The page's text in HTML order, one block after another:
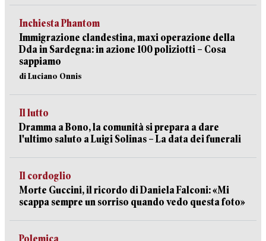
Inchiesta Phantom
Immigrazione clandestina, maxi operazione della
Dda in Sardegna: in azione 100 poliziotti – Cosa
sappiamo
di Luciano Onnis
Il lutto
Dramma a Bono, la comunità si prepara a dare
l'ultimo saluto a Luigi Solinas – La data dei funerali
Il cordoglio
Morte Guccini, il ricordo di Daniela Falconi: «Mi
scappa sempre un sorriso quando vedo questa foto»